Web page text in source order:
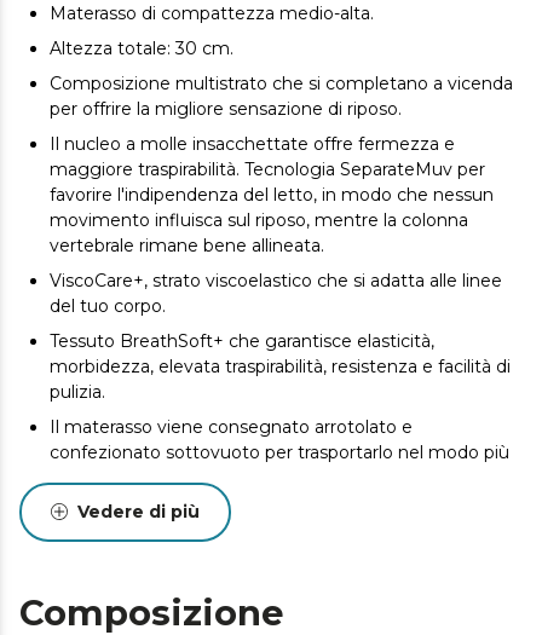
Materasso di compattezza medio-alta.
Altezza totale: 30 cm.
Composizione multistrato che si completano a vicenda
per offrire la migliore sensazione di riposo.
Il nucleo a molle insacchettate offre fermezza e
maggiore traspirabilità. Tecnologia SeparateMuv per
favorire l'indipendenza del letto, in modo che nessun
movimento influisca sul riposo, mentre la colonna
vertebrale rimane bene allineata.
ViscoCare+, strato viscoelastico che si adatta alle linee
del tuo corpo.
Tessuto BreathSoft+ che garantisce elasticità,
morbidezza, elevata traspirabilità, resistenza e facilità di
pulizia.
Il materasso viene consegnato arrotolato e
confezionato sottovuoto per trasportarlo nel modo più
comodo.
Vedere di più
Composizione